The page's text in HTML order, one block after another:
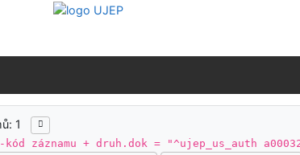
1
kód záznamu + druh.dok = "^ujep_us_auth